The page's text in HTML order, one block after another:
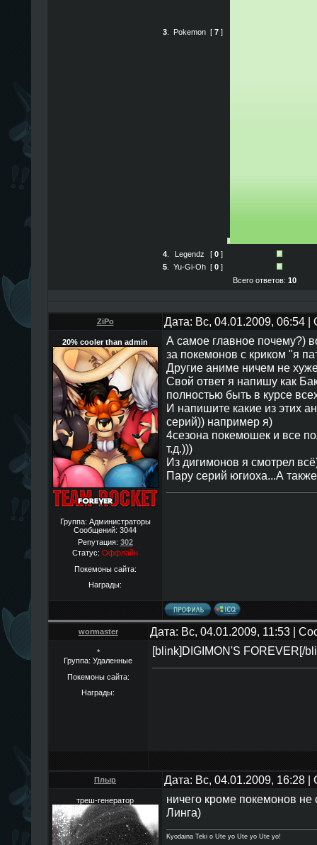
3 Pokemon [ 7 ]
4 Legendz [ 0 ]
5
Yu-Gi-Oh [ 0 ]
Всего ответов: 10
ZiPo Дата: Вс, 04.01.2009, 06:54
20% cooler than admin
Группа: Администраторы
Сообщений: 3044
Репутация: 302
Статус: Оффлайн
Покемоны сайта:
Награды:
А самое главное почему?)
за покемонов с криком "я
Другие аниме ничем не
Свой ответ я напишу как
полностью быть в курсе
И напишите какие из этих
серий)) например я)
4сезона покемошек и все
т.д.)))
Из дигимонов я смотрел
Пару серий югиоха...А
wormaster Дата: Вс, 04.01.2009, 11:53 |
*
Группа: Удаленные
Покемоны сайта:
Награды:
[blink]DIGIMON'S FOREVER[/
Плыр Дата: Вс, 04.01.2009, 16:28
треш-генератор
ничего кроме покемонов не
Линга)
Kyodaina Teki o Ute yo Ute yo Ute yo!